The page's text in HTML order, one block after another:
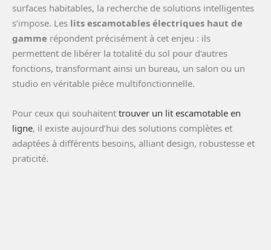
surfaces habitables, la recherche de solutions intelligentes
s’impose. Les lits escamotables électriques haut de
gamme répondent précisément à cet enjeu : ils
permettent de libérer la totalité du sol pour d’autres
fonctions, transformant ainsi un bureau, un salon ou un
studio en véritable pièce multifonctionnelle.
Pour ceux qui souhaitent trouver un lit escamotable en
ligne, il existe aujourd’hui des solutions complètes et
adaptées à différents besoins, alliant design, robustesse et
praticité.